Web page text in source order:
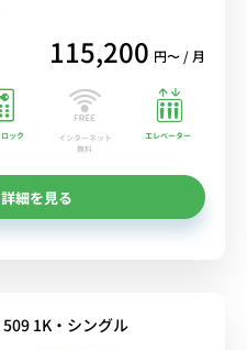
115,200 円〜 / 月
ック
インターネット
無料
エレベーター
細を見る
1K・シングル